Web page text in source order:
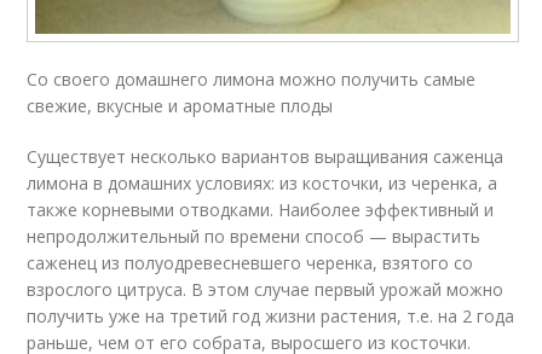
Со своего домашнего лимона можно получить самые
свежие, вкусные и ароматные плоды
Существует несколько вариантов выращивания саженца
лимона в домашних условиях: из косточки, из черенка, а
также корневыми отводками. Наиболее эффективный и
непродолжительный по времени способ — вырастить
саженец из полуодревесневшего черенка, взятого со
взрослого цитруса. В этом случае первый урожай можно
получить уже на третий год жизни растения, т.е. на 2 года
раньше, чем от его собрата, выросшего из косточки.